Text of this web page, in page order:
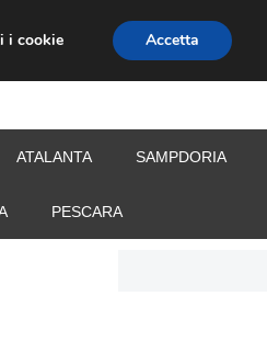
CALCIOMERCATO
ATALANTA SAMPDORIA
PESCARA
i cookie
Accetta